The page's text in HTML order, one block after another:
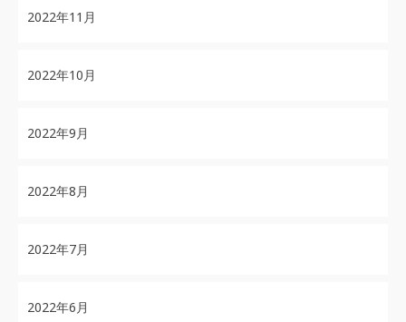
2022年11月
2022年10月
2022年9月
2022年8月
2022年7月
2022年6月